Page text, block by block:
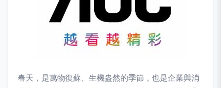
春天，是萬物復蘇、生機盎然的季節，也是企業與消